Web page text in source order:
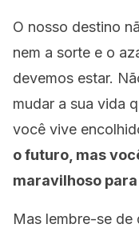
O nosso destino
nem a sorte e o
devemos estar.
mudar a sua vida
você vive
o futuro, mas
maravilhoso
Mas lembre-se de